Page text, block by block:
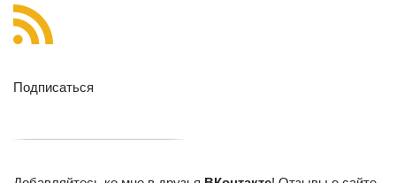
Подписаться